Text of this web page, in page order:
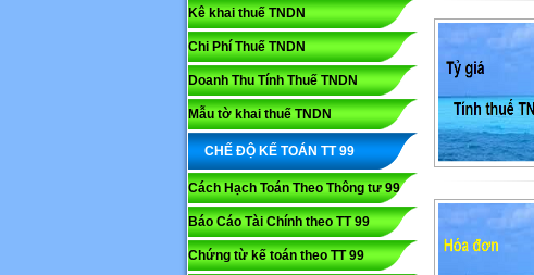
Kê khai thuế TNDN
Chi Phí Thuế TNDN
Doanh Thu Tính Thuế TNDN
Mẫu tờ khai thuế TNDN
CHẾ ĐỘ KẾ TOÁN TT 99
Cách Hạch Toán Theo Thông tư 99
Báo Cáo Tài Chính theo TT 99
Chứng từ kế toán theo TT 99